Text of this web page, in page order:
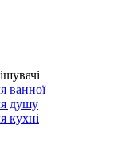
ванної
душу
кухні